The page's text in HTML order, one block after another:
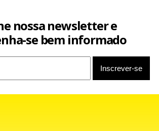
nossa newsletter e
se bem informado